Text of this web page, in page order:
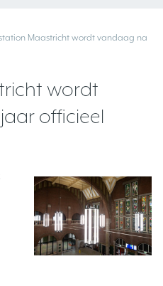
station Maastricht wordt vandaag na
wordt
officieel